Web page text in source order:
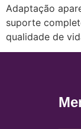
Adaptação
suporte
qualidade de